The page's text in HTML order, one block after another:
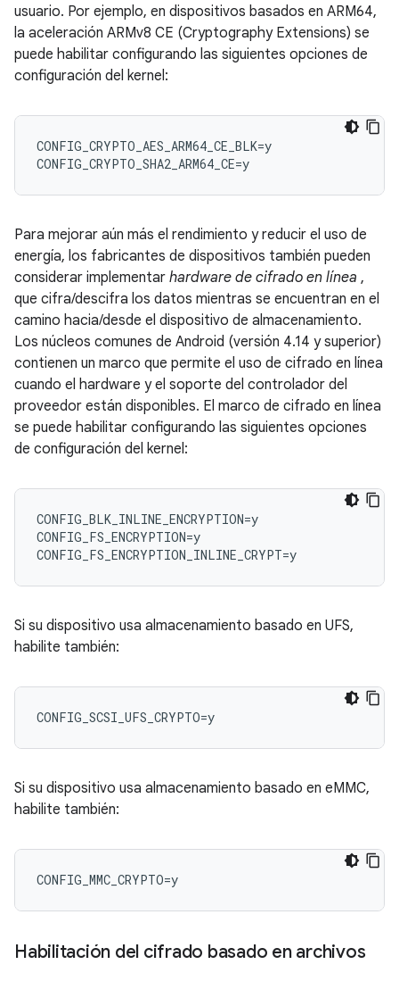
usuario. Por ejemplo, en dispositivos basados ​​en ARM64,
la aceleración ARMv8 CE (Cryptography Extensions) se
puede habilitar configurando las siguientes opciones de
configuración del kernel:
CONFIG_CRYPTO_AES_ARM64_CE_BLK=y
Para mejorar aún más el rendimiento y reducir el uso de
energía, los fabricantes de dispositivos también pueden
considerar implementar hardware de cifrado en línea ,
que cifra/descifra los datos mientras se encuentran en el
camino hacia/desde el dispositivo de almacenamiento.
Los núcleos comunes de Android (versión 4.14 y superior)
contienen un marco que permite el uso de cifrado en línea
cuando el hardware y el soporte del controlador del
proveedor están disponibles. El marco de cifrado en línea
se puede habilitar configurando las siguientes opciones
de configuración del kernel:
CONFIG_BLK_INLINE_ENCRYPTION=y
CONFIG_FS_ENCRYPTION=y
Si su dispositivo usa almacenamiento basado en UFS,
habilite también:
Si su dispositivo usa almacenamiento basado en eMMC,
habilite también:
Habilitación del cifrado basado en archivos